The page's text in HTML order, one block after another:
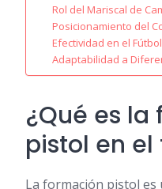
Rol del Mariscal de
Posicionamiento del
Efectividad en el
Adaptabilidad a
¿Qué es
pistol en
La formación pistol